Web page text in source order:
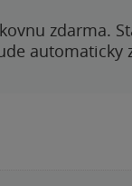
zdarma.
automaticky